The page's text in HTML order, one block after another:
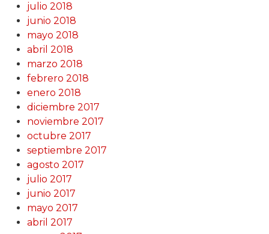
julio 2018
junio 2018
mayo 2018
abril 2018
marzo 2018
febrero 2018
enero 2018
diciembre 2017
noviembre 2017
octubre 2017
septiembre 2017
agosto 2017
julio 2017
junio 2017
mayo 2017
abril 2017